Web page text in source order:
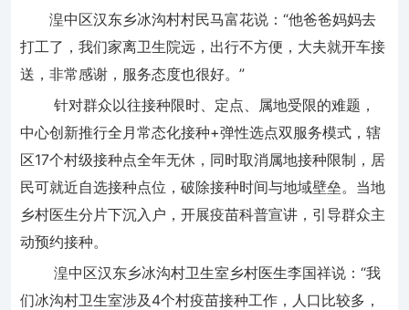
湟中区汉东乡冰沟村村民马富花说：“他爸爸妈妈去
打工了，我们家离卫生院远，出行不方便，大夫就开车接
送，非常感谢，服务态度也很好。”
针对群众以往接种限时、定点、属地受限的难题，
中心创新推行全月常态化接种+弹性选点双服务模式，辖
区17个村级接种点全年无休，同时取消属地接种限制，居
民可就近自选接种点位，破除接种时间与地域壁垒。当地
乡村医生分片下沉入户，开展疫苗科普宣讲，引导群众主
动预约接种。
湟中区汉东乡冰沟村卫生室乡村医生李国祥说：“我
们冰沟村卫生室涉及4个村疫苗接种工作，人口比较多，